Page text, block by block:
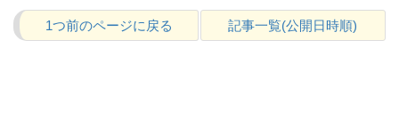
1つ前のページに戻る 記事一覧(公開日時順)